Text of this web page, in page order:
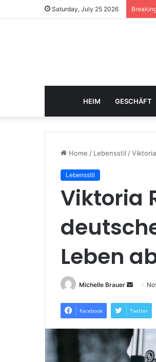
Saturday, July 25 2026
HEIM GESCHÄFT
Home / Lebensstil /
Lebensstil
Viktoria
Leben
Michelle Brauer
Send
email
Facebook Twitter